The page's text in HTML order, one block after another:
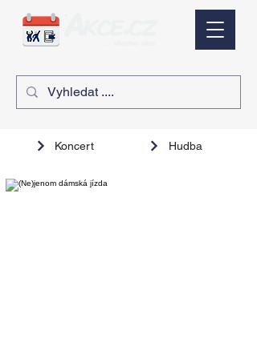
Koncert Hudba